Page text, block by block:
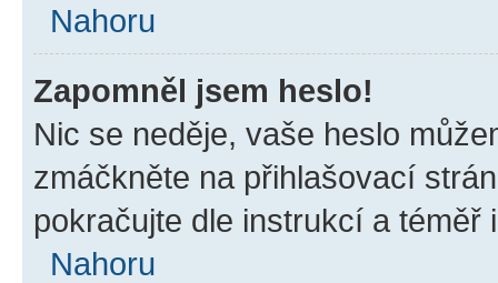
Nahoru
Zapomněl jsem heslo!
Nic se neděje, vaše heslo
zmáčkněte na přihlašovací
pokračujte dle instrukcí a téměř
Nahoru